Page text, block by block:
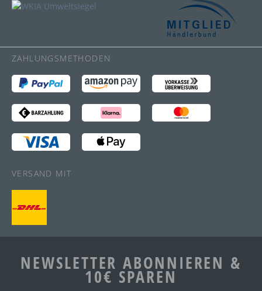
ZAHLUNGSMETHODEN
VERSAND MIT
NEWSLETTER ABONNIEREN &
10€ SPAREN